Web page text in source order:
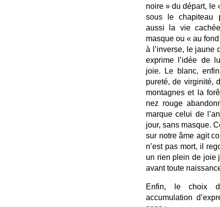
noire » du départ, le
sous le chapiteau
aussi la vie
masque ou « au
à l’inverse, le jaune
exprime l’idée de
joie. Le blanc,
pureté, de virginité,
montagnes et la
nez rouge
marque celui de
jour, sans masque.
sur notre âme agit
n’est pas mort, il
un rien plein de joie
avant toute
Enfin, le choix
accumulation